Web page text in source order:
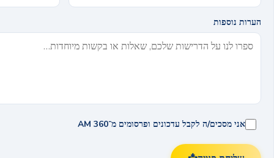
הערות נוספות
אני מסכים/ה לקבל עדכונים ופרסומים מ־AM 360